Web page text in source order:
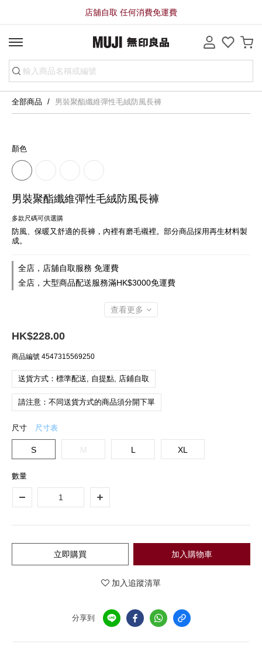
店舖自取 任何消費免運費
全部商品 男裝聚酯纖維彈性毛絨防風長褲
顏色
男裝聚酯纖維彈性毛絨防風長褲
多款尺碼可供選購
防風、保暖又舒適的長褲，內裡有磨毛襯裡。部分商品採用再生材料製
成。
全店，店舖自取服務 免運費
全店，大型商品配送服務滿HK$3000免運費
查看更多
HK$228.00
商品編號 4547315569250
送貨方式：標準配送, 自提點, 店鋪自取
請注意：不同送貨方式的商品須分開下單
尺寸 尺寸表
S M L XL
數量
加入購物車
立即購買
加入追蹤清單
分享到